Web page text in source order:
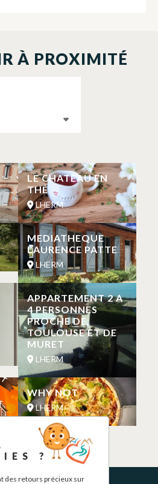
À PROXIMITÉ
LE CHATEAU EN
THÉ
LHERM
MEDIATHEQUE
LAURENCE PATTE
LHERM
APPARTEMENT 2 A
4 PERSONNES
PROCHE DE
TOULOUSE ET DE
MURET
LHERM
WHY NOT
LHERM
?
des retours précieux sur